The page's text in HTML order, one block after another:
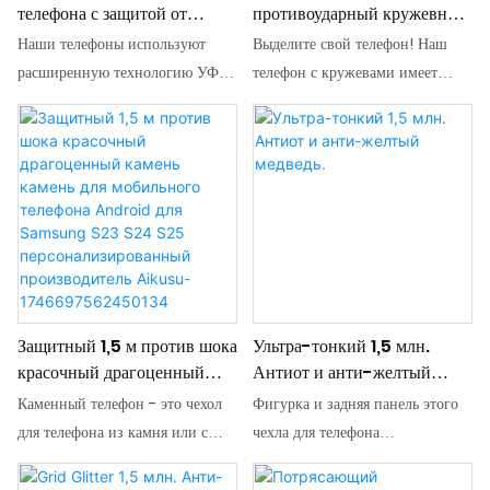
ваш уникальный стиль!
ваш уникальный стиль!
телефона с защитой от
падений с высоты 1,5 м и
защитой от УФ-печати,
поставщика aikusu
Наши телефоны используют
расширенную технологию УФ
-печати для обеспечения ярких
цветов и долговечности. Будь то
сложные дизайны или богатые
оттенки, все идеально
отображается, сопротивляясь
исчезновению и царапинам.
Выберите наши продукты, чтобы
ваши персонализированные
дизайны сияли при каждом
использовании, демонстрируя
ваш уникальный стиль!
противоударный кружевной
чехол для телефона
Samsung длиной 1,5 м с
продажа по
индивидуальному заказу
aikusu
Выделите свой телефон! Наш
телефон с кружевами имеет
уникальную технику смолы,
демонстрируя изысканные
кружевные дизайны, которые
Будь то повседневное
использование или особые
случаи, этот телефон позволяет
вам выразить свою элегантность
и личность. Выберите сейчас и
излучит свой модный стиль! »
Защитный 1,5 м против шока
красочный драгоценный
камень камень для
мобильного телефона
S23 S24 S25
Каменный телефон - это чехол
для телефона из камня или с
каменными элементами. Он
Ультра-тонкий 1,5 млн.
Антиот и анти-желтый
медведь.
Фигурка и задняя панель этого
чехла для телефона
представляют собой единое